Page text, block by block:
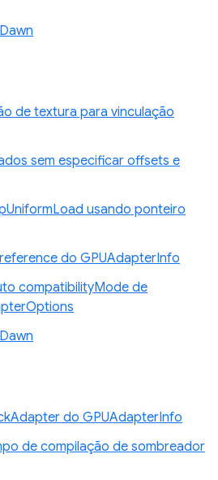
de textura para vinculação
sem especificar offsets e
usando ponteiro
do GPUAdapterInfo
compatibilityMode de
do GPUAdapterInfo
de compilação de sombreador